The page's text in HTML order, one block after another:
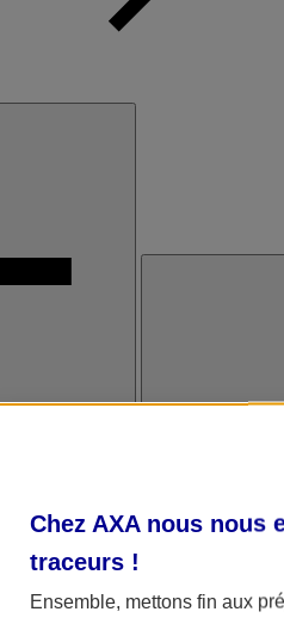
précédente
Chez AXA nous nous
traceurs !
Ensemble, mettons fin aux